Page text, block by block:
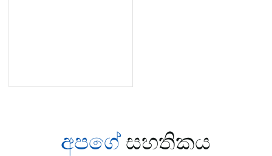
අපගේසහතිකය